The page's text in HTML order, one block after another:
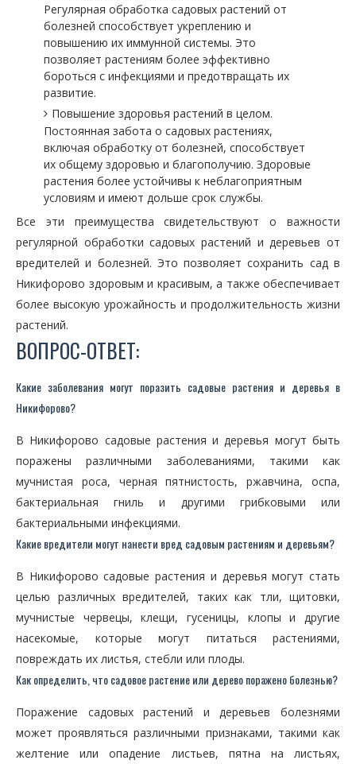
Регулярная обработка садовых растений от
болезней способствует укреплению и
повышению их иммунной системы. Это
позволяет растениям более эффективно
бороться с инфекциями и предотвращать их
развитие.
Повышение здоровья растений в целом.
Постоянная забота о садовых растениях,
включая обработку от болезней, способствует
их общему здоровью и благополучию. Здоровые
растения более устойчивы к неблагоприятным
условиям и имеют дольше срок службы.
Все эти преимущества свидетельствуют о важности
регулярной обработки садовых растений и деревьев от
вредителей и болезней. Это позволяет сохранить сад в
Никифорово здоровым и красивым, а также обеспечивает
более высокую урожайность и продолжительность жизни
растений.
ВОПРОС-ОТВЕТ:
Какие заболевания могут поразить садовые растения и деревья в
Никифорово?
В Никифорово садовые растения и деревья могут быть
поражены различными заболеваниями, такими как
мучнистая роса, черная пятнистость, ржавчина, оспа,
бактериальная гниль и другими грибковыми или
бактериальными инфекциями.
Какие вредители могут нанести вред садовым растениям и деревьям?
В Никифорово садовые растения и деревья могут стать
целью различных вредителей, таких как тли, щитовки,
мучнистые червецы, клещи, гусеницы, клопы и другие
насекомые, которые могут питаться растениями,
повреждать их листья, стебли или плоды.
Как определить, что садовое растение или дерево поражено болезнью?
Поражение садовых растений и деревьев болезнями
может проявляться различными признаками, такими как
желтение или опадение листьев, пятна на листьях,